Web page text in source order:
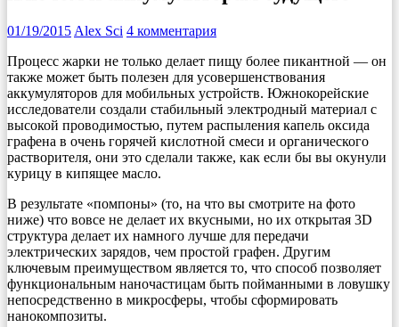
01/19/2015 Alex Sci 4 комментария
Процесс жарки не только делает пищу более пикантной — он
также может быть полезен для усовершенствования
аккумуляторов для мобильных устройств. Южнокорейские
исследователи создали стабильный электродный материал с
высокой проводимостью, путем распыления капель оксида
графена в очень горячей кислотной смеси и органического
растворителя, они это сделали также, как если бы вы окунули
курицу в кипящее масло.
В результате «помпоны» (то, на что вы смотрите на фото
ниже) что вовсе не делает их вкусными, но их открытая 3D
структура делает их намного лучше для передачи
электрических зарядов, чем простой графен. Другим
ключевым преимуществом является то, что способ позволяет
функциональным наночастицам быть пойманными в ловушку
непосредственно в микросферы, чтобы сформировать
нанокомпозиты.